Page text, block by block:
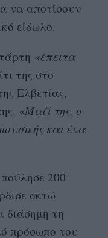
να αποτίσουν
είδωλο.
«έπειτα
της στο
Ελβετίας,
«Μαζί της, ο
και ένα
200
οκτώ
διάσημη τη
πρόσωπο του